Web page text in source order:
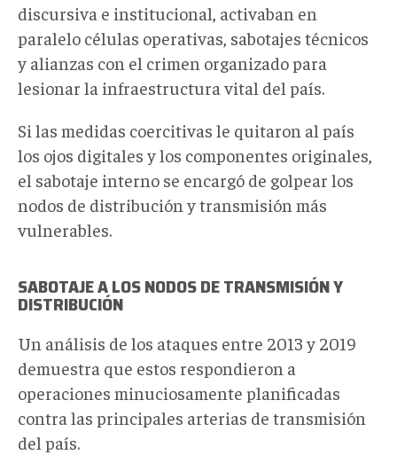
discursiva e institucional, activaban en
paralelo células operativas, sabotajes técnicos
y alianzas con el crimen organizado para
lesionar la infraestructura vital del país.
Si las medidas coercitivas le quitaron al país
los ojos digitales y los componentes originales,
el sabotaje interno se encargó de golpear los
nodos de distribución y transmisión más
vulnerables.
SABOTAJE A LOS NODOS DE TRANSMISIÓN Y
DISTRIBUCIÓN
Un análisis de los ataques entre 2013 y 2019
demuestra que estos respondieron a
operaciones minuciosamente planificadas
contra las principales arterias de transmisión
del país.